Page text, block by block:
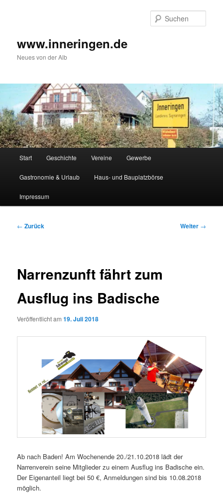
www.inneringen.de
Neues von der Alb
Start Geschichte Vereine Gewerbe
Gastronomie & Urlaub Haus- und Bauplatzbörse
Impressum
Beitragsnavigation
← Zurück Weiter →
Narrenzunft fährt zum
Ausflug ins Badische
Veröffentlicht am19. Juli 2018
Ab nach Baden! Am Wochenende 20./21.10.2018 lädt der
Narrenverein seine Mitglieder zu einem Ausflug ins Badische ein.
Der Eigenanteil liegt bei 50 €, Anmeldungen sind bis 10.08.2018
möglich.